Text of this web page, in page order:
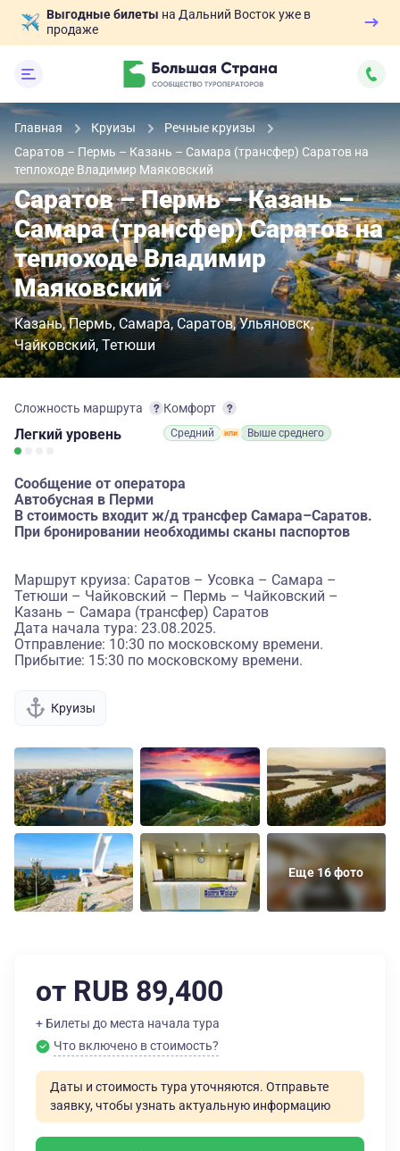
Выгодные билеты на Дальний Восток уже в
продаже
Главная Круизы
Речные круизы
Саратов – Пермь – Казань – Самара (трансфер) Саратов на
теплоходе Владимир Маяковский
Саратов – Пермь – Казань –
Самара (трансфер) Саратов на
теплоходе Владимир
Маяковский
Казань Пермь Самара Саратов Ульяновск
Чайковский Тетюши
Сложность маршрута
Легкий уровень
Комфорт
Средний Выше среднего
Сообщение от оператора
Автобусная в Перми
В стоимость входит ж/д трансфер Самара–Саратов.
При бронировании необходимы сканы паспортов
Маршрут круиза: Саратов – Усовка – Самара –
Тетюши – Чайковский – Пермь – Чайковский –
Казань – Самара (трансфер) Саратов
Дата начала тура: 23.08.2025.
Отправление: 10:30 по московскому времени.
Прибытие: 15:30 по московскому времени.
Круизы
Еще 16 фото
от RUB 89,400
+ Билеты до места начала тура
Что включено в стоимость?
Даты и стоимость тура уточняются. Отправьте
заявку, чтобы узнать актуальную информацию